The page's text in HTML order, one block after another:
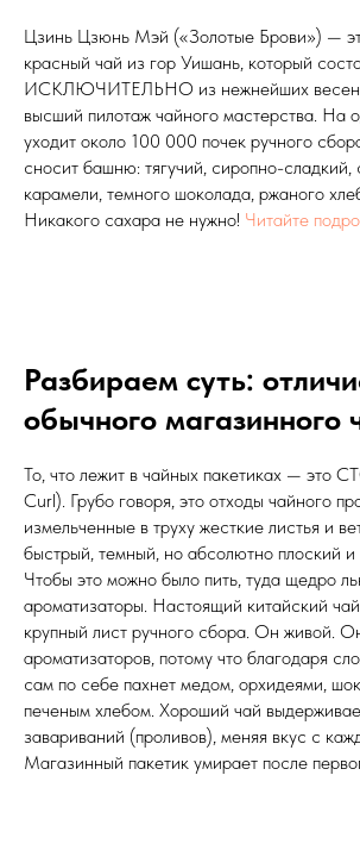
Цзинь Цзюнь Мэй («Золотые Брови») —
красный чай из гор Уишань, который
ИСКЛЮЧИТЕЛЬНО из нежнейших
высший пилотаж чайного мастерства. На
уходит около 100 000 почек ручного
сносит башню: тягучий, сиропно-
карамели, темного шоколада, ржаного
Никакого сахара не нужно! Читайте
Разбираем суть:
обычного магазинного
То, что лежит в чайных пакетиках — это
Curl). Грубо говоря, это отходы чайного
измельченные в труху жесткие листья и
быстрый, темный, но абсолютно плоский и
Чтобы это можно было пить, туда щедро
ароматизаторы. Настоящий китайский
крупный лист ручного сбора. Он живой.
ароматизаторов, потому что благодаря
сам по себе пахнет медом, орхидеями,
печеным хлебом. Хороший чай
завариваний (проливов), меняя вкус с
Магазинный пакетик умирает после